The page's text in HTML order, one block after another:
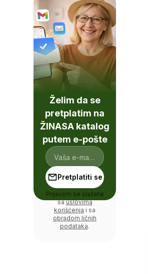
Želim da se
pretplatim na
ŽINASA katalog
putem e-pošte
Pretplatiti se
Prijavom se slažete
sauslovima
korišćenja i sa
obradom ličnih
podataka.